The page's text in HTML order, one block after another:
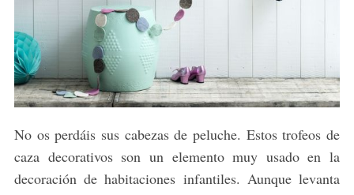
No os perdáis sus cabezas de peluche. Estos trofeos de
caza decorativos son un elemento muy usado en la
decoración de habitaciones infantiles. Aunque levanta